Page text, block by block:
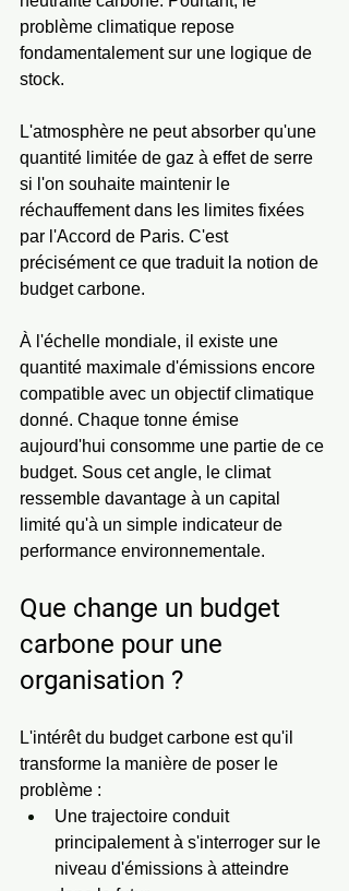
problème climatique repose
fondamentalement sur une logique de
stock.
L'atmosphère ne peut absorber qu'une
quantité limitée de gaz à effet de serre
si l'on souhaite maintenir le
réchauffement dans les limites fixées
par l'Accord de Paris. C'est
précisément ce que traduit la notion de
budget carbone.
À l'échelle mondiale, il existe une
quantité maximale d'émissions encore
compatible avec un objectif climatique
donné. Chaque tonne émise
aujourd'hui consomme une partie de ce
budget. Sous cet angle, le climat
ressemble davantage à un capital
limité qu'à un simple indicateur de
performance environnementale.
Que change un budget
carbone pour une
organisation ?
L'intérêt du budget carbone est qu'il
transforme la manière de poser le
problème :
Une trajectoire conduit
principalement à s'interroger sur le
niveau d'émissions à atteindre